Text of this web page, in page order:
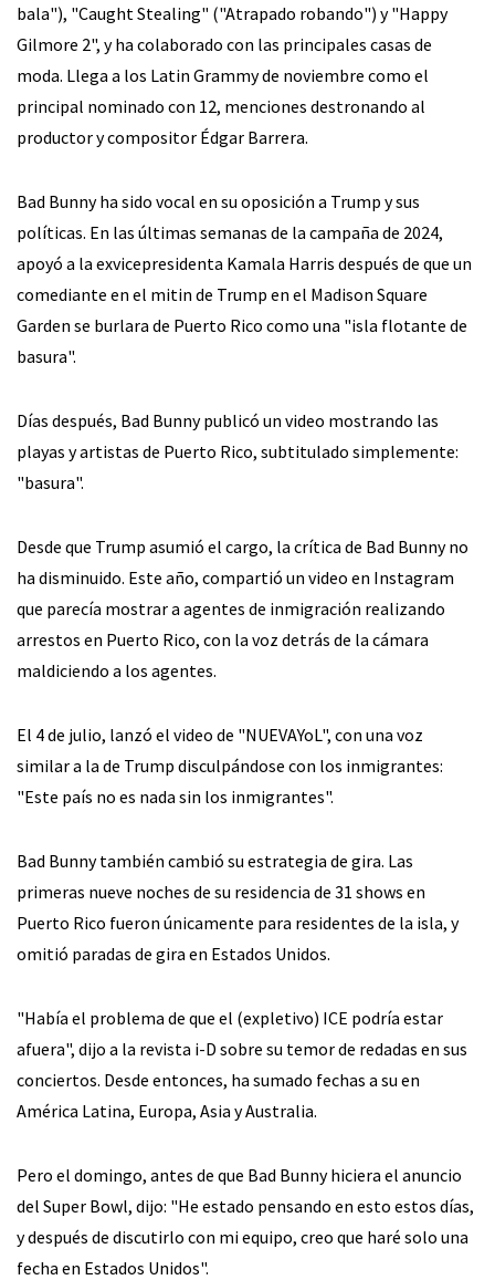
bala"), "Caught Stealing" ("Atrapado robando") y "Happy
Gilmore 2", y ha colaborado con las principales casas de
moda. Llega a los Latin Grammy de noviembre como el
principal nominado con 12, menciones destronando al
productor y compositor Édgar Barrera.
Bad Bunny ha sido vocal en su oposición a Trump y sus
políticas. En las últimas semanas de la campaña de 2024,
apoyó a la exvicepresidenta Kamala Harris después de que un
comediante en el mitin de Trump en el Madison Square
Garden se burlara de Puerto Rico como una "isla flotante de
basura".
Días después, Bad Bunny publicó un video mostrando las
playas y artistas de Puerto Rico, subtitulado simplemente:
"basura".
Desde que Trump asumió el cargo, la crítica de Bad Bunny no
ha disminuido. Este año, compartió un video en Instagram
que parecía mostrar a agentes de inmigración realizando
arrestos en Puerto Rico, con la voz detrás de la cámara
maldiciendo a los agentes.
El 4 de julio, lanzó el video de "NUEVAYoL", con una voz
similar a la de Trump disculpándose con los inmigrantes:
"Este país no es nada sin los inmigrantes".
Bad Bunny también cambió su estrategia de gira. Las
primeras nueve noches de su residencia de 31 shows en
Puerto Rico fueron únicamente para residentes de la isla, y
omitió paradas de gira en Estados Unidos.
"Había el problema de que el (expletivo) ICE podría estar
afuera", dijo a la revista i-D sobre su temor de redadas en sus
conciertos. Desde entonces, ha sumado fechas a su en
América Latina, Europa, Asia y Australia.
Pero el domingo, antes de que Bad Bunny hiciera el anuncio
del Super Bowl, dijo: "He estado pensando en esto estos días,
y después de discutirlo con mi equipo, creo que haré solo una
fecha en Estados Unidos".